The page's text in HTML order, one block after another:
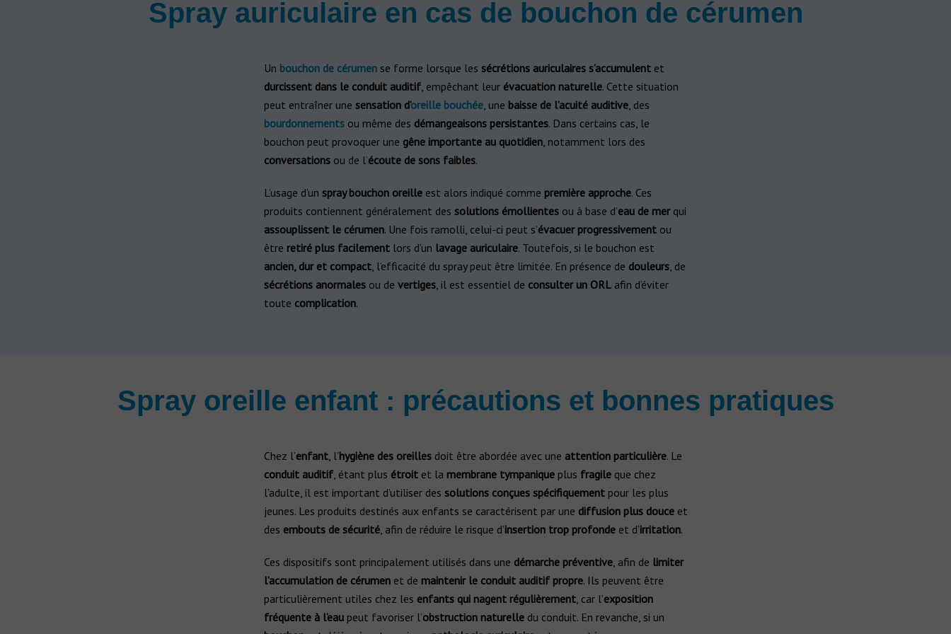
Spray auriculaire en cas de bouchon de cérumen
Un bouchon de cérumense forme lorsque les sécrétions auriculaires s’accumulentet
durcissent dans le conduit auditif, empêchant leur évacuation naturelle. Cette situation
peut entraîner une sensation d’oreille bouchée, une baisse de l’acuité auditive, des
bourdonnementsou même des démangeaisons persistantes. Dans certains cas, le
bouchon peut provoquer une gêne importante au quotidien, notamment lors des
conversationsou de l’écoute de sons faibles.
L’usage d’un spray bouchon oreilleest alors indiqué comme première approche. Ces
produits contiennent généralement des solutions émollientesou à base d’eau de merqui
assouplissent le cérumen. Une fois ramolli, celui-ci peut s’évacuer progressivementou
être retiré plus facilementlors d’un lavage auriculaire. Toutefois, si le bouchon est
ancien, dur et compact, l’efficacité du spray peut être limitée. En présence de douleurs, de
sécrétions anormalesou de vertiges, il est essentiel de consulter un ORLafin d’éviter
toute complication.
Spray oreille enfant : précautions et bonnes pratiques
Chez l’enfant, l’hygiène des oreillesdoit être abordée avec une attention particulière. Le
conduit auditif, étant plus étroitet la membrane tympaniqueplus fragileque chez
l’adulte, il est important d’utiliser des solutions conçues spécifiquementpour les plus
jeunes. Les produits destinés aux enfants se caractérisent par une diffusion plus douceet
des embouts de sécurité, afin de réduire le risque d’insertion trop profondeet d’irritation.
Ces dispositifs sont principalement utilisés dans une démarche préventive, afin de limiter
l’accumulation de cérumenet de maintenir le conduit auditif propre. Ils peuvent être
particulièrement utiles chez les enfants qui nagent régulièrement, car l’exposition
fréquente à l’eaupeut favoriser l’obstruction naturelledu conduit. En revanche, si un